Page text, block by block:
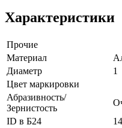
Характеристики
Прочие
Материал
Диаметр
1
Цвет маркировки
Абразивность/
Зернистость
ID в Б24